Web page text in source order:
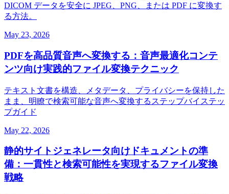
DICOM データを安全に JPEG、PNG、または PDF に変換す
る方法。
May 23, 2026
PDFを高品質音声へ変換する：音声最適化コンテ
ンツ向け実践的ファイル変換テクニック
テキスト文書を構造、メタデータ、プライバシーを保持した
まま、明瞭で検索可能な音声へ変換するステップバイステッ
プガイド
May 22, 2026
静的サイトジェネレータ向けドキュメントの準
備：一貫性と検索可能性を実現するファイル変換
戦略